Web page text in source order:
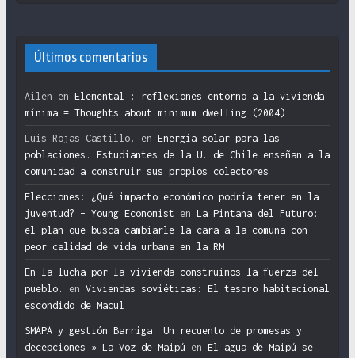
Últimos comentarios
Ailen en Elemental : reflexiones entorno a la vivienda
mínima = Thoughts about minimum dwelling (2004)
Luis Rojas Castillo. en Energía solar para las
poblaciones. Estudiantes de la U. de Chile enseñan a la
comunidad a construir sus propios colectores
Elecciones: ¿Qué impacto económico podría tener en la
juventud? – Young Economist en La Pintana del Futuro:
el plan que busca cambiarle la cara a la comuna con
peor calidad de vida urbana en la RM
En la lucha por la vivienda construimos la fuerza del
pueblo.
en Viviendas soviéticas: El tesoro habitacional
escondido de Macul
SMAPA y gestión Barriga: Un recuento de promesas y
decepciones » La Voz de Maipú en El agua de Maipú se